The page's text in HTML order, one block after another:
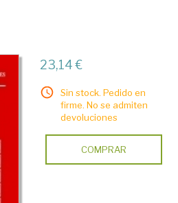
23,14 €
Sin stock. Pedido en
firme. No se admiten
devoluciones
COMPRAR